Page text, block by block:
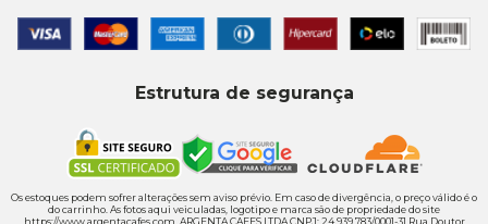
Estrutura de segurança
Os estoques podem sofrer alterações sem aviso prévio. Em caso de divergência, o preço válido é o
do carrinho. As fotos aqui veiculadas, logotipo e marca são de propriedade do site
https://www.argentacafes.com. ARGENTA CAFES LTDA CNPJ: 24.939.783/0001-31 Rua Doutor